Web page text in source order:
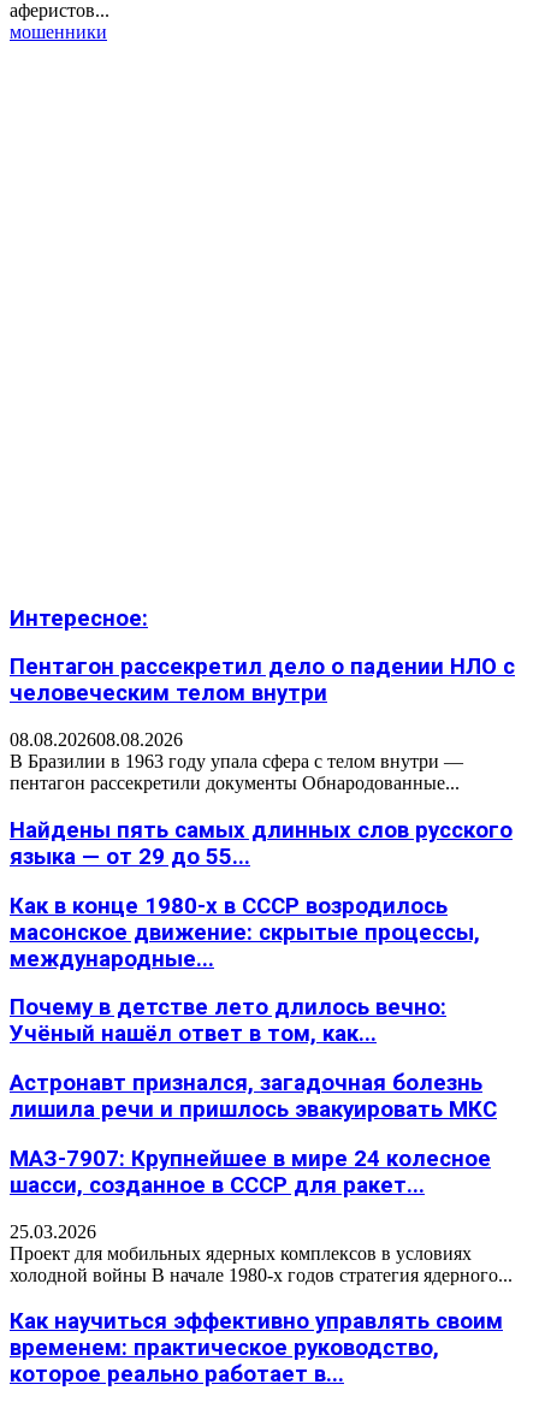
аферистов...
мошенники
Интересное:
Пентагон рассекретил дело о падении НЛО с
человеческим телом внутри
08.08.202608.08.2026
В Бразилии в 1963 году упала сфера с телом внутри —
пентагон рассекретили документы Обнародованные...
Найдены пять самых длинных слов русского
языка — от 29 до 55...
Как в конце 1980-х в СССР возродилось
масонское движение: скрытые процессы,
международные...
Почему в детстве лето длилось вечно:
Учёный нашёл ответ в том, как...
Астронавт признался, загадочная болезнь
лишила речи и пришлось эвакуировать МКС
МАЗ-7907: Крупнейшее в мире 24 колесное
шасси, созданное в СССР для ракет...
25.03.2026
Проект для мобильных ядерных комплексов в условиях
холодной войны В начале 1980-х годов стратегия ядерного...
Как научиться эффективно управлять своим
временем: практическое руководство,
которое реально работает в...